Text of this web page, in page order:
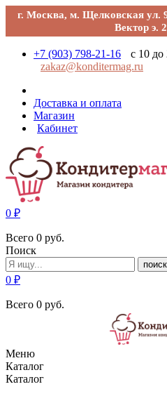
г. Москва, м. Щелковская ул.
Вектор э.
+7 (903) 798-21-16
с 10 до
zakaz@konditermag.ru
Доставка и оплата
Магазин
Кабинет
0 ₽
Всего 0 руб.
Поиск
поиск
0 ₽
Всего 0 руб.
Меню
Каталог
Каталог